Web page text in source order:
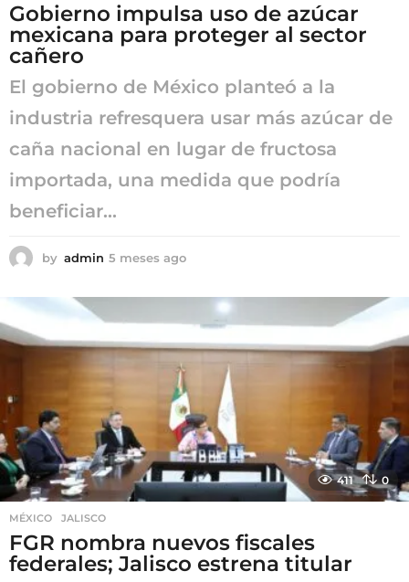
Gobierno impulsa uso de azúcar
mexicana para proteger al sector
cañero
El gobierno de México planteó a la
industria refresquera usar más azúcar de
caña nacional en lugar de fructosa
importada, una medida que podría
beneficiar...
by admin 5 meses ago
e
s
o
411 0
MÉXICO ,JALISCO
FGR nombra nuevos fiscales
federales; Jalisco estrena titular